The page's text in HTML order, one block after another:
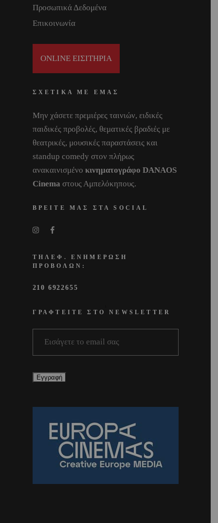
Προσωπικά Δεδομένα
Επικοινωνία
ONLINE ΕΙΣΙΤΗΡΙΑ
ΣΧΕΤΙΚΑ ΜΕ ΕΜΑΣ
Μην χάσετε πρεμιέρες ταινιών, ειδικές
παιδικές προβολές, θεματικές βραδιές με
θεατρικές, μουσικές παραστάσεις και
standup comedy στον πλήρως
ανακαινισμένο κινηματογράφο DANAOS
Cinema στους Αμπελόκηπους.
ΒΡΕΙΤΕ ΜΑΣ ΣΤΑ SOCIAL
ΤΗΛΕΦ. ΕΝΗΜΕΡΩΣΗ
ΠΡΟΒΟΛΩΝ:
210 6922655
ΓΡΑΦΤΕΙΤΕ ΣΤΟ NEWSLETTER